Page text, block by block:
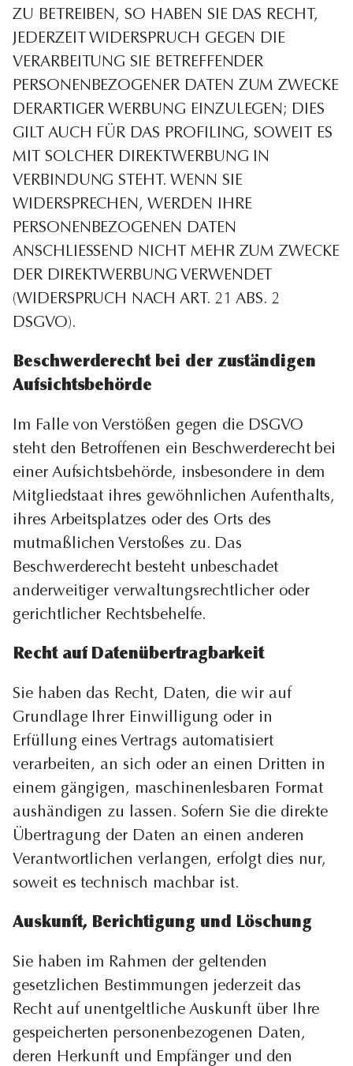
ZU BETREIBEN, SO HABEN SIE DAS RECHT,
JEDERZEIT WIDERSPRUCH GEGEN DIE
VERARBEITUNG SIE BETREFFENDER
PERSONENBEZOGENER DATEN ZUM ZWECKE
DERARTIGER WERBUNG EINZULEGEN; DIES
GILT AUCH FÜR DAS PROFILING, SOWEIT ES
MIT SOLCHER DIREKTWERBUNG IN
VERBINDUNG STEHT. WENN SIE
WIDERSPRECHEN, WERDEN IHRE
PERSONENBEZOGENEN DATEN
ANSCHLIESSEND NICHT MEHR ZUM ZWECKE
DER DIREKTWERBUNG VERWENDET
(WIDERSPRUCH NACH ART. 21 ABS. 2
DSGVO).
Beschwerde­recht bei der zuständigen
Aufsichts­behörde
Im Falle von Verstößen gegen die DSGVO
steht den Betroffenen ein Beschwerderecht bei
einer Aufsichtsbehörde, insbesondere in dem
Mitgliedstaat ihres gewöhnlichen Aufenthalts,
ihres Arbeitsplatzes oder des Orts des
mutmaßlichen Verstoßes zu. Das
Beschwerderecht besteht unbeschadet
anderweitiger verwaltungsrechtlicher oder
gerichtlicher Rechtsbehelfe.
Recht auf Daten­übertrag­barkeit
Sie haben das Recht, Daten, die wir auf
Grundlage Ihrer Einwilligung oder in
Erfüllung eines Vertrags automatisiert
verarbeiten, an sich oder an einen Dritten in
einem gängigen, maschinenlesbaren Format
aushändigen zu lassen. Sofern Sie die direkte
Übertragung der Daten an einen anderen
Verantwortlichen verlangen, erfolgt dies nur,
soweit es technisch machbar ist.
Auskunft, Berichtigung und Löschung
Sie haben im Rahmen der geltenden
gesetzlichen Bestimmungen jederzeit das
Recht auf unentgeltliche Auskunft über Ihre
gespeicherten personenbezogenen Daten,
deren Herkunft und Empfänger und den